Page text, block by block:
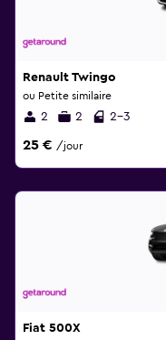
Renault Twingo
ou Petite similaire
2 2 2-3
25 € /jour
Fiat 500X